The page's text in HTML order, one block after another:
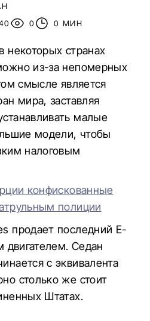
0 0 МИН
некоторых странах
из-за непомерных
смысле является
мира, заставляя
малые
модели, чтобы
налоговым
конфискованные
полиции
продает последний E-
двигателем. Седан
с эквивалента
столько же стоит
Штатах.